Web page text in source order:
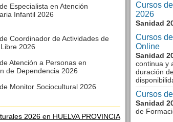
Especialista en Atención
Infantil 2026
Coordinador de Actividades de
2026
Atención a Personas en
de Dependencia 2026
Monitor Sociocultural 2026
2026 en HUELVA PROVINCIA
Cursos
2026
Sanidad
Cursos
Online
Sanidad
continua y
duración
Cursos
Sanidad
de